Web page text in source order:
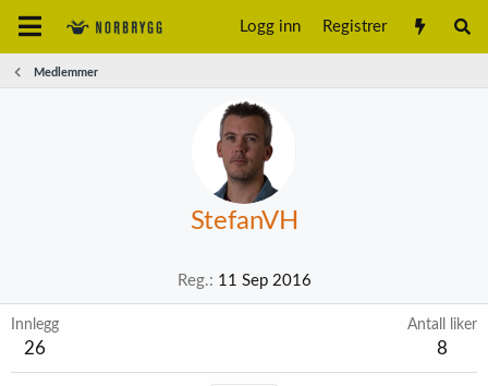
Logg inn Registrer
Medlemmer
StefanVH
Reg. 11 Sep 2016
Innlegg
26
Antall liker
8